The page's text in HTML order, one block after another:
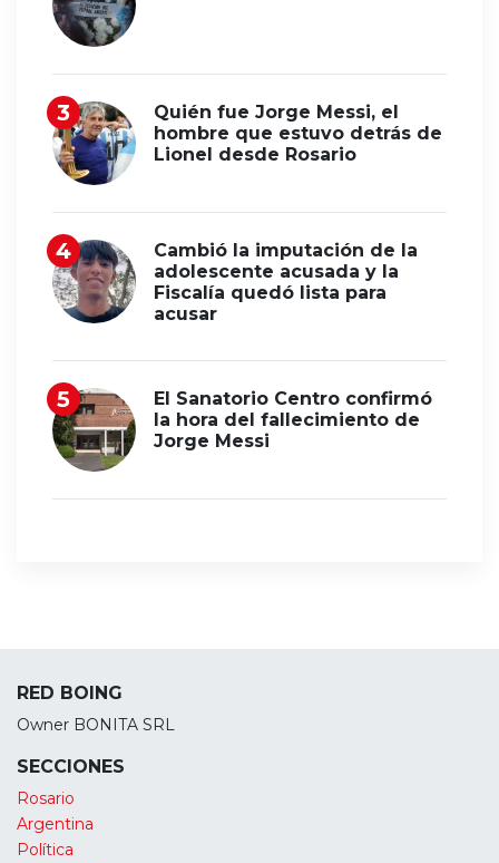
Quién fue Jorge Messi, el
hombre que estuvo detrás de
Lionel desde Rosario
Cambió la imputación de la
adolescente acusada y la
Fiscalía quedó lista para
acusar
El Sanatorio Centro confirmó
la hora del fallecimiento de
Jorge Messi
RED BOING
Owner BONITA SRL
SECCIONES
Rosario
Argentina
Política